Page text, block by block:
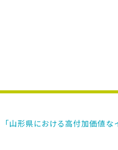
「山形県における高付加価値な